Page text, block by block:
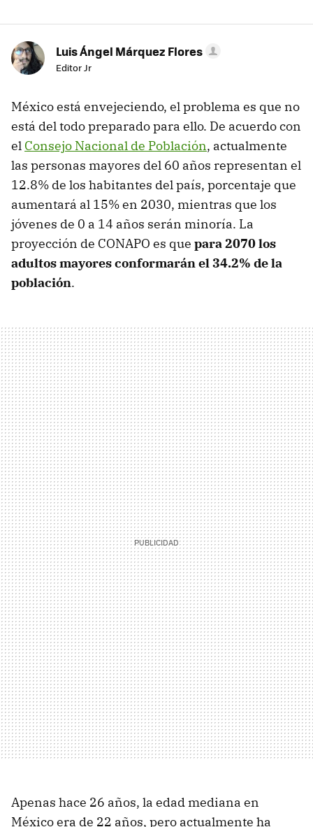
Luis Ángel Márquez Flores
Editor Jr
México está envejeciendo, el problema es que no
está del todo preparado para ello. De acuerdo con
el Consejo Nacional de Población, actualmente
las personas mayores del 60 años representan el
12.8% de los habitantes del país, porcentaje que
aumentará al 15% en 2030, mientras que los
jóvenes de 0 a 14 años serán minoría. La
proyección de CONAPO es que para 2070 los
adultos mayores conformarán el 34.2% de la
población.
Apenas hace 26 años, la edad mediana en
México era de 22 años, pero actualmente ha